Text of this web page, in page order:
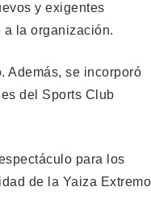
y exigentes
la organización.
Además, se incorporó
del Sports Club
para los
de la Yaiza Extremo